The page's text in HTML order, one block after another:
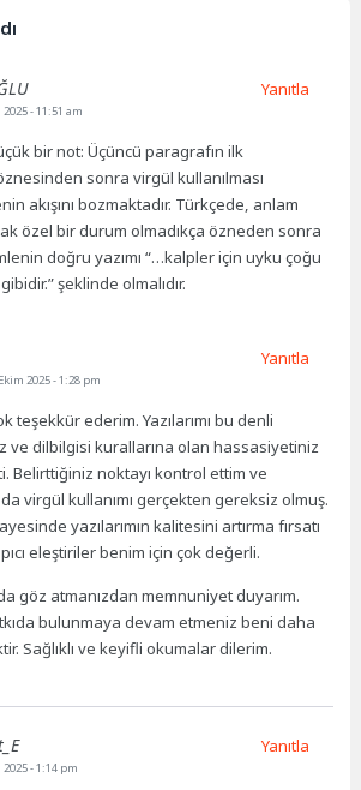
2025 - 11:51 am
bir not: Üçüncü paragrafın ilk
sonra virgül kullanılması
akışını bozmaktadır. Türkçede, anlam
özel bir durum olmadıkça özneden sonra
doğru yazımı “…kalpler için uyku çoğu
şeklinde olmalıdır.
Yanıtla
2025 - 1:28 pm
teşekkür ederim. Yazılarımı bu denli
ve dilbilgisi kurallarına olan hassasiyetiniz
Belirttiğiniz noktayı kontrol ettim ve
virgül kullanımı gerçekten gereksiz olmuş.
yazılarımın kalitesini artırma fırsatı
eleştiriler benim için çok değerli.
göz atmanızdan memnuniyet duyarım.
bulunmaya devam etmeniz beni daha
Sağlıklı ve keyifli okumalar dilerim.
Yanıtla
2025 - 1:14 pm
Yanıtla